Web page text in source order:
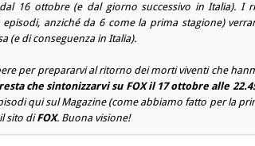
16 ottobre (e dal giorno successivo in Italia). I
anziché da 6 come la prima stagione)
(e di conseguenza in Italia).
per prepararvi al ritorno dei morti viventi che
che sintonizzarvi su FOX il 17 ottobre alle
qui sul Magazine (come abbiamo fatto per la
sito diFOX. Buona visione!